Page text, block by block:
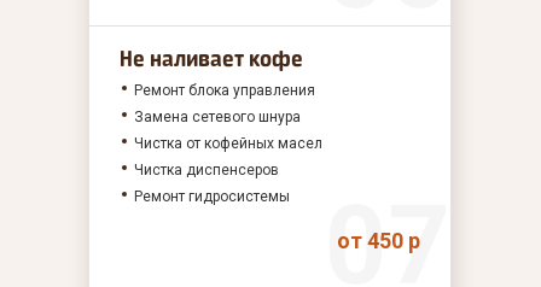
Не наливает кофе
Ремонт блока управления
Замена сетевого шнура
Чистка от кофейных масел
Чистка диспенсеров
Ремонт гидросистемы
от 450 р